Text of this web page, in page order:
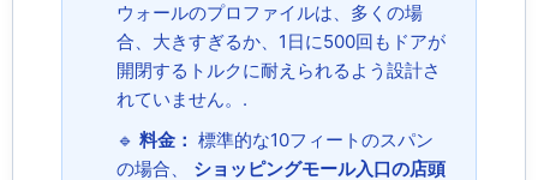
ウォールのプロファイルは、多くの場
合、大きすぎるか、1日に500回もドアが
開閉するトルクに耐えられるよう設計さ
れていません。.
🔹 料金： 標準的な10フィートのスパン
の場合、 ショッピングモール入口の店頭